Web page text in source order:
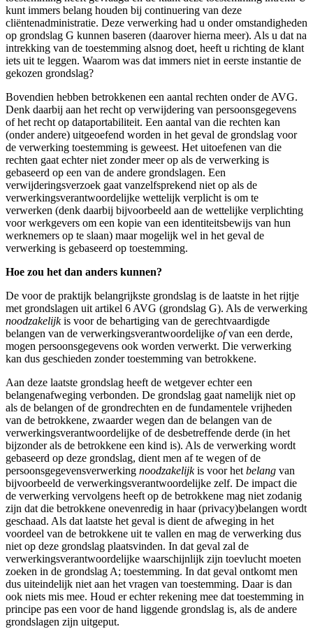
kunt immers belang houden bij continuering van deze
cliëntenadministratie. Deze verwerking had u onder omstandigheden
op grondslag G kunnen baseren (daarover hierna meer). Als u dat na
intrekking van de toestemming alsnog doet, heeft u richting de klant
iets uit te leggen. Waarom was dat immers niet in eerste instantie de
gekozen grondslag?
Bovendien hebben betrokkenen een aantal rechten onder de AVG.
Denk daarbij aan het recht op verwijdering van persoonsgegevens
of het recht op dataportabiliteit. Een aantal van die rechten kan
(onder andere) uitgeoefend worden in het geval de grondslag voor
de verwerking toestemming is geweest. Het uitoefenen van die
rechten gaat echter niet zonder meer op als de verwerking is
gebaseerd op een van de andere grondslagen. Een
verwijderingsverzoek gaat vanzelfsprekend niet op als de
verwerkingsverantwoordelijke wettelijk verplicht is om te
verwerken (denk daarbij bijvoorbeeld aan de wettelijke verplichting
voor werkgevers om een kopie van een identiteitsbewijs van hun
werknemers op te slaan) maar mogelijk wel in het geval de
verwerking is gebaseerd op toestemming.
Hoe zou het dan anders kunnen?
De voor de praktijk belangrijkste grondslag is de laatste in het rijtje
met grondslagen uit artikel 6 AVG (grondslag G). Als de verwerking
noodzakelijkis voor de behartiging van de gerechtvaardigde
belangen van de verwerkingsverantwoordelijke ofvan een derde,
mogen persoonsgegevens ook worden verwerkt. Die verwerking
kan dus geschieden zonder toestemming van betrokkene.
Aan deze laatste grondslag heeft de wetgever echter een
belangenafweging verbonden. De grondslag gaat namelijk niet op
als de belangen of de grondrechten en de fundamentele vrijheden
van de betrokkene, zwaarder wegen dan de belangen van de
verwerkingsverantwoordelijke of de desbetreffende derde (in het
bijzonder als de betrokkene een kind is). Als de verwerking wordt
gebaseerd op deze grondslag, dient men af te wegen of de
persoonsgegevensverwerking noodzakelijkis voor het belang van
bijvoorbeeld de verwerkingsverantwoordelijke zelf. De impact die
de verwerking vervolgens heeft op de betrokkene mag niet zodanig
zijn dat die betrokkene onevenredig in haar (privacy)belangen wordt
geschaad. Als dat laatste het geval is dient de afweging in het
voordeel van de betrokkene uit te vallen en mag de verwerking dus
niet op deze grondslag plaatsvinden. In dat geval zal de
verwerkingsverantwoordelijke waarschijnlijk zijn toevlucht moeten
zoeken in de grondslag A; toestemming. In dat geval ontkomt men
dus uiteindelijk niet aan het vragen van toestemming. Daar is dan
ook niets mis mee. Houd er echter rekening mee dat toestemming in
principe pas een voor de hand liggende grondslag is, als de andere
grondslagen zijn uitgeput.